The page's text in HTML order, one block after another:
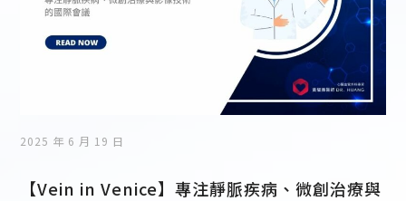
2025 年 6 月 19 日
【Vein in Venice】專注靜脈疾病、微創治療與